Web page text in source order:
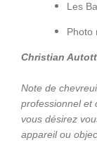
Les
Photo
Christian
Note de
professionnel et
vous désirez
appareil ou